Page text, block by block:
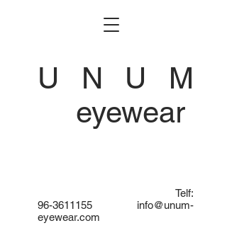
U N U M
eyewear
Telf:
96-3611155
info@unum-
eyewear.com